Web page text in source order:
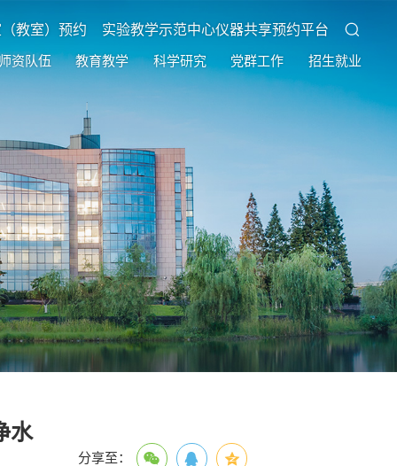
教室）预约 实验教学示范中心仪器共享预约平台
资队伍 教育教学 科学研究 党群工作 招生就业
水
分享至：